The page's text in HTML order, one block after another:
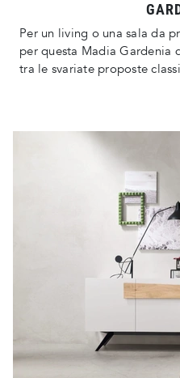
Per un living o una sala da
per questa Madia Gardenia
tra le svariate proposte